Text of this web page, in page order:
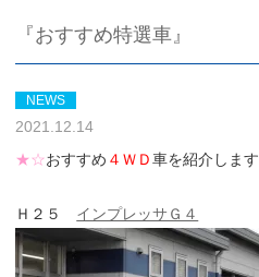
『おすすめ特選車』
NEWS
2021.12.14
★☆おすすめ ４ＷＤ車を紹介します
Ｈ２５ インプレッサＧ４